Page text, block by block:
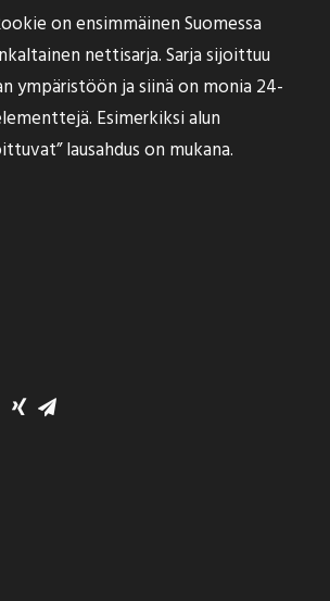
on ensimmäinen Suomessa
nettisarja. Sarja sijoittuu
ympäristöön ja siinä on monia 24-
Esimerkiksi alun
lausahdus on mukana.